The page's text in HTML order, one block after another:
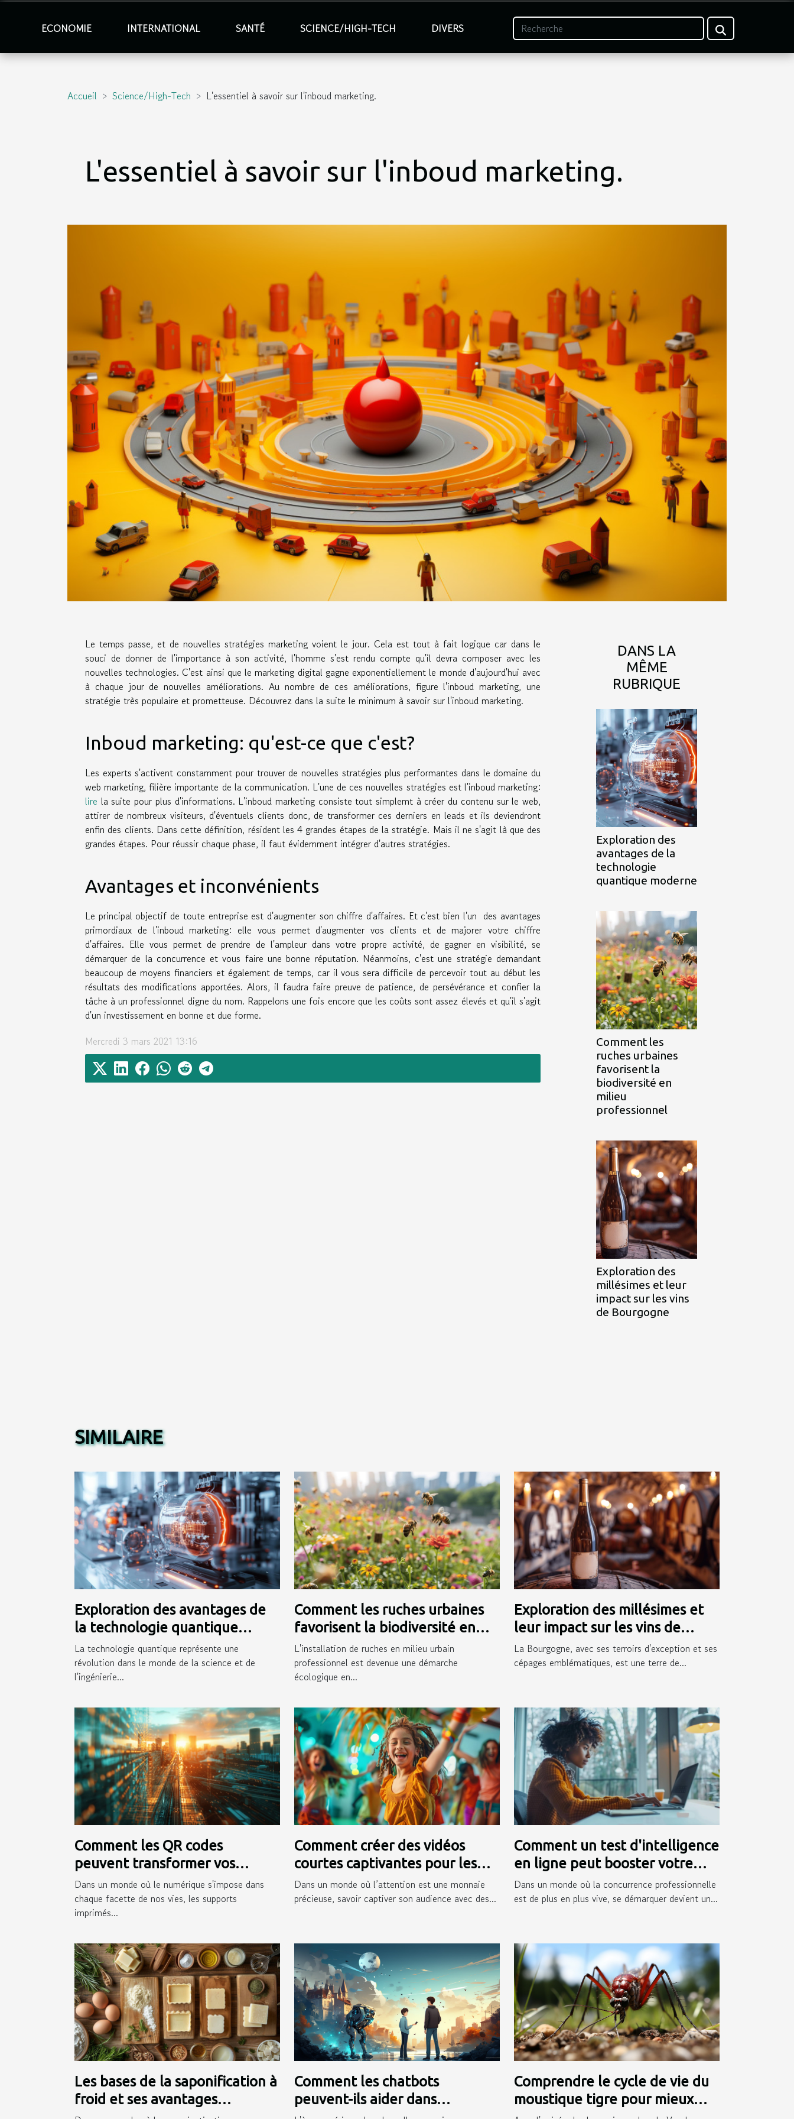
ECONOMIE INTERNATIONAL SANTÉ SCIENCE/HIGH-TECH DIVERS
Accueil Science/High-Tech L'essentiel à savoir sur l'inboud marketing.
L'essentiel à savoir sur l'inboud marketing.
Le temps passe, et de nouvelles stratégies marketing voient le jour. Cela est tout à fait logique car dans le
souci de donner de l'importance à son activité, l'homme s'est rendu compte qu'il devra composer avec les
nouvelles technologies. C'est ainsi que le marketing digital gagne exponentiellement le monde d'aujourd'hui avec
à chaque jour de nouvelles améliorations. Au nombre de ces améliorations, figure l'inboud marketing, une
stratégie très populaire et prometteuse. Découvrez dans la suite le minimum à savoir sur l'inboud marketing.
Inboud marketing: qu'est-ce que c'est?
Les experts s'activent constamment pour trouver de nouvelles stratégies plus performantes dans le domaine du
web marketing, filière importante de la communication. L'une de ces nouvelles stratégies est l'inboud marketing:
lire la suite pour plus d'informations. L'inboud marketing consiste tout simplemt à créer du contenu sur le web,
attirer de nombreux visiteurs, d'éventuels clients donc, de transformer ces derniers en leads et ils deviendront
enfin des clients. Dans cette définition, résident les 4 grandes étapes de la stratégie. Mais il ne s'agit là que des
grandes étapes. Pour réussir chaque phase, il faut évidemment intégrer d'autres stratégies.
Avantages et inconvénients
Le principal objectif de toute entreprise est d'augmenter son chiffre d'affaires. Et c'est bien l'un des avantages
primordiaux de l'inboud marketing: elle vous permet d'augmenter vos clients et de majorer votre chiffre
d'affaires. Elle vous permet de prendre de l'ampleur dans votre propre activité, de gagner en visibilité, se
démarquer de la concurrence et vous faire une bonne réputation. Néanmoins, c'est une stratégie demandant
beaucoup de moyens financiers et également de temps, car il vous sera difficile de percevoir tout au début les
résultats des modifications apportées. Alors, il faudra faire preuve de patience, de persévérance et confier la
tâche à un professionnel digne du nom. Rappelons une fois encore que les coûts sont assez élevés et qu'il s'agit
d'un investissement en bonne et due forme.
Mercredi 3 mars 2021 13:16
DANS LA
MÊME
RUBRIQUE
Exploration des
avantages de la
technologie
quantique moderne
Comment les
ruches urbaines
favorisent la
biodiversité en
milieu
professionnel
Exploration des
millésimes et leur
impact sur les vins
de Bourgogne
SIMILAIRE
Exploration des avantages de
la technologie quantique
moderne
La technologie quantique représente une
révolution dans le monde de la science et de
l'ingénierie...
Comment les ruches urbaines
favorisent la biodiversité en
milieu professionnel
L'installation de ruches en milieu urbain
professionnel est devenue une démarche
écologique en...
Exploration des millésimes et
leur impact sur les vins de
Bourgogne
La Bourgogne, avec ses terroirs d'exception et ses
cépages emblématiques, est une terre de...
Comment les QR codes
peuvent transformer vos
supports imprimés
Dans un monde où le numérique s'impose dans
chaque facette de nos vies, les supports
imprimés...
Comment créer des vidéos
courtes captivantes pour les
médias sociaux
Dans un monde où l’attention est une monnaie
précieuse, savoir captiver son audience avec des...
Comment un test d'intelligence
en ligne peut booster votre
carrière
Dans un monde où la concurrence professionnelle
est de plus en plus vive, se démarquer devient un...
Les bases de la saponification à
froid et ses avantages
Comment les chatbots
peuvent-ils aider dans
Comprendre le cycle de vie du
moustique tigre pour mieux